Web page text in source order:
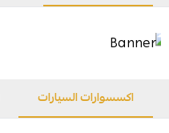
اكسسوارات السيارات